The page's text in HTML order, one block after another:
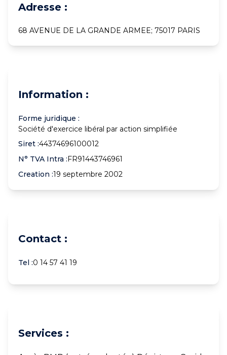
Adresse :
68 AVENUE DE LA GRANDE ARMEE; 75017 PARIS
Information :
Forme juridique :
Société d'exercice libéral par action simplifiée
Siret :44374696100012
N° TVA Intra :FR91443746961
Creation :19 septembre 2002
Contact :
Tel :0 14 57 41 19
Services :